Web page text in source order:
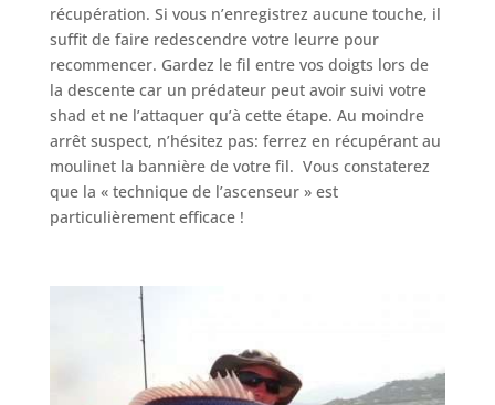
récupération. Si vous n’enregistrez aucune touche, il
suffit de faire redescendre votre leurre pour
recommencer. Gardez le fil entre vos doigts lors de
la descente car un prédateur peut avoir suivi votre
shad et ne l’attaquer qu’à cette étape. Au moindre
arrêt suspect, n’hésitez pas: ferrez en récupérant au
moulinet la bannière de votre fil. Vous constaterez
que la « technique de l’ascenseur » est
particulièrement efficace !